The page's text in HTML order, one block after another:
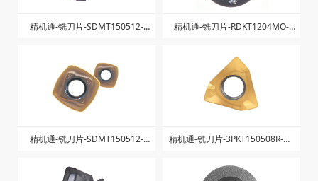
精机通-铣刀片-SDMT150512- 精机通-铣刀片-RDKT1204MO-
精机通-铣刀片-SDMT150512-
ZJW-ZK1225
精机通-铣刀片-3PKT150508R-M-
ZK1040